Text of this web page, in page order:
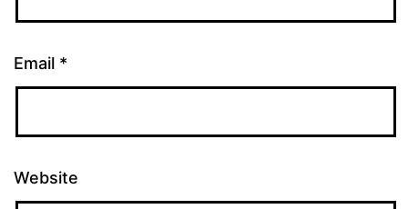
Email *
Website